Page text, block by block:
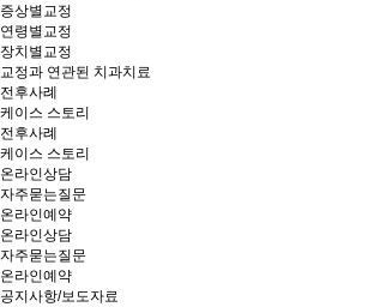
증상별교정
연령별교정
장치별교정
교정과 연관된 치과치료
전후사례
케이스 스토리
전후사례
케이스 스토리
온라인상담
자주묻는질문
온라인예약
온라인상담
자주묻는질문
온라인예약
공지사항/보도자료